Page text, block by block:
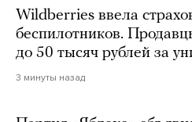
Wildberries ввела
беспилотников.
до 50 тысяч рублей за
3 минуты назад